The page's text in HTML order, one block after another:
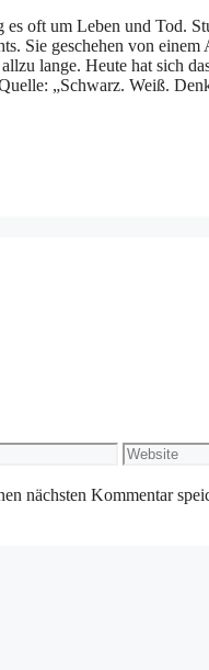
oft um Leben und Tod.
Sie geschehen von
lange. Heute hat sich
„Schwarz. Weiß.
Website
nächsten Kommentar